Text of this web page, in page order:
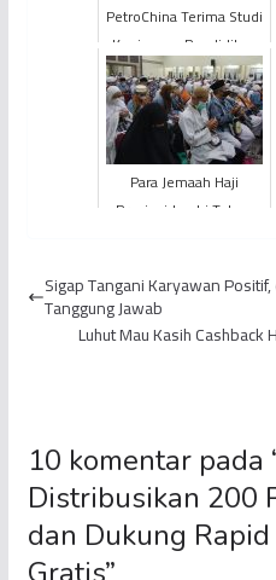
PetroChina Terima Studi
Kunjungan Pendidikan
Reguler Angkatan LXV
LEMHANNAS RI
Para Jemaah Haji
Provinsi Jambi Tahun
Sigap Tangani Karyawan
Tanggung Jawab
Luhut Mau Kasih
10 komentar pada
Distribusikan 200
dan Dukung